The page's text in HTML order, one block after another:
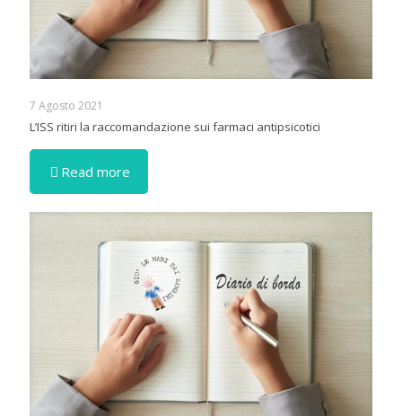
7 Agosto 2021
L’ISS ritiri la raccomandazione sui farmaci antipsicotici
Read more